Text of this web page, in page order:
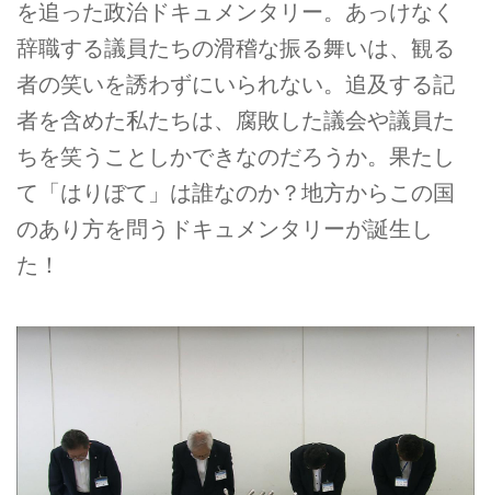
を追った政治ドキュメンタリー。あっけなく
辞職する議員たちの滑稽な振る舞いは、観る
者の笑いを誘わずにいられない。追及する記
者を含めた私たちは、腐敗した議会や議員た
ちを笑うことしかできなのだろうか。果たし
て「はりぼて」は誰なのか？地方からこの国
のあり方を問うドキュメンタリーが誕生し
た！